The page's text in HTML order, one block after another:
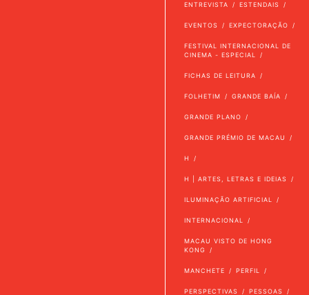
ENTREVISTA ESTENDAIS
EVENTOS EXPECTORAÇÃO
FESTIVAL INTERNACIONAL DE
CINEMA - ESPECIAL
FICHAS DE LEITURA
FOLHETIM GRANDE BAÍA
GRANDE PLANO
GRANDE PRÉMIO DE MACAU
H
H | ARTES, LETRAS E IDEIAS
ILUMINAÇÃO ARTIFICIAL
INTERNACIONAL
MACAU VISTO DE HONG
KONG
MANCHETE PERFIL
PERSPECTIVAS PESSOAS